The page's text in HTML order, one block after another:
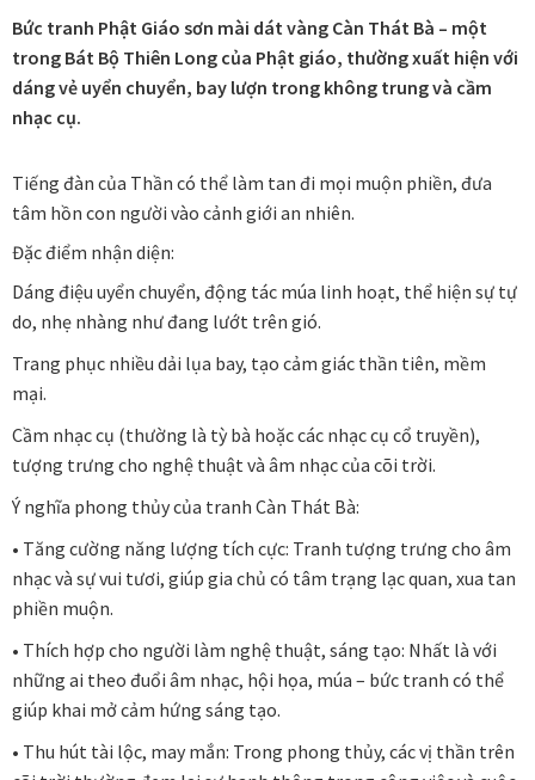
Viên Dung Collection
Vũ khúc thiên nga Collection
Tranh chim sếu nghệ thuật
Các dòng giấy in Giclee
Catalogue
Catalogue Bộ Sưu Tập Mã Vương
Câu hỏi thường gặp khi mua tranh tại Mia Home
Dây treo Tết Bính Ngọ 2026
Đóng khung tranh theo yêu cầu
Đóng khung tranh thảm Dubai
Đóng khung ảnh
Bức tranh Phật Giáo sơn mài dát vàng Càn Thát Bà – một
trong Bát Bộ Thiên Long của Phật giáo, thường xuất hiện với
dáng vẻ uyển chuyển, bay lượn trong không trung và cầm
nhạc cụ.
Tiếng đàn của Thần có thể làm tan đi mọi muộn phiền, đưa
tâm hồn con người vào cảnh giới an nhiên.
Đặc điểm nhận diện:
Dáng điệu uyển chuyển, động tác múa linh hoạt, thể hiện sự tự
do, nhẹ nhàng như đang lướt trên gió.
Trang phục nhiều dải lụa bay, tạo cảm giác thần tiên, mềm
mại.
Cầm nhạc cụ (thường là tỳ bà hoặc các nhạc cụ cổ truyền),
tượng trưng cho nghệ thuật và âm nhạc của cõi trời.
Ý nghĩa phong thủy của tranh Càn Thát Bà:
• Tăng cường năng lượng tích cực: Tranh tượng trưng cho âm
nhạc và sự vui tươi, giúp gia chủ có tâm trạng lạc quan, xua tan
phiền muộn.
• Thích hợp cho người làm nghệ thuật, sáng tạo: Nhất là với
những ai theo đuổi âm nhạc, hội họa, múa – bức tranh có thể
giúp khai mở cảm hứng sáng tạo.
• Thu hút tài lộc, may mắn: Trong phong thủy, các vị thần trên